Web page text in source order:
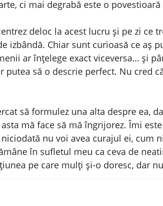
ci mai degrabă este o
deloc la acest lucru și pe zi ce
izbândă. Chiar sunt curioasă ce aș
ar înțelege exact viceversa… și
putea să o descrie perfect. Nu cred
să formulez una alta despre ea,
mă face să mă îngrijorez. Îmi
nu voi avea curajul ei, cum
în sufletul meu ca ceva de
pe care mulți și-o doresc, dar